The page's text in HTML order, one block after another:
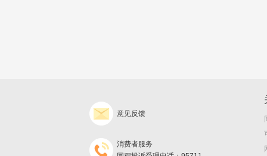
意见反馈
消费者服务